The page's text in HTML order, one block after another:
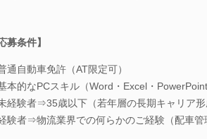
募条件】
通自動車免許（AT限定可）
本的なPCスキル（Word・Excel・PowerPoint
経験者⇒35歳以下（若年層の長期キャリア形
験者⇒物流業界での何らかのご経験（配車管